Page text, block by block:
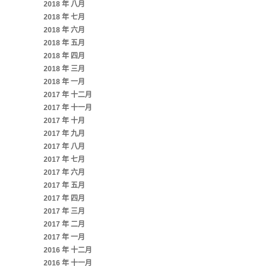
2018 年 八月
2018 年 七月
2018 年 六月
2018 年 五月
2018 年 四月
2018 年 三月
2018 年 一月
2017 年 十二月
2017 年 十一月
2017 年 十月
2017 年 九月
2017 年 八月
2017 年 七月
2017 年 六月
2017 年 五月
2017 年 四月
2017 年 三月
2017 年 二月
2017 年 一月
2016 年 十二月
2016 年 十一月